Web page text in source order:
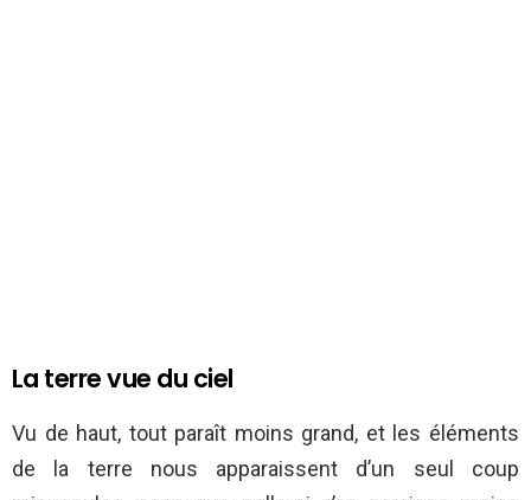
La terre vue du ciel
Vu de haut, tout paraît moins grand, et les éléments
de la terre nous apparaissent d’un seul coup